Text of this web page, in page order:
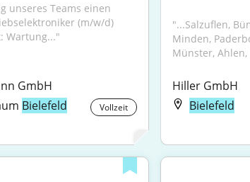
(m/w/d)
Wartung..."
GmbH
Bielefeld Vollzeit
"...Salzuflen,
Minden,
Münster, Ahlen,
Hiller GmbH
Bielefeld